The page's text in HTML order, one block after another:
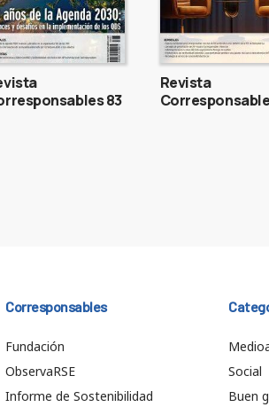
83
Revista
Corresponsables
Fundación
ObservaRSE
Informe de Sostenibilidad
Social
Buen